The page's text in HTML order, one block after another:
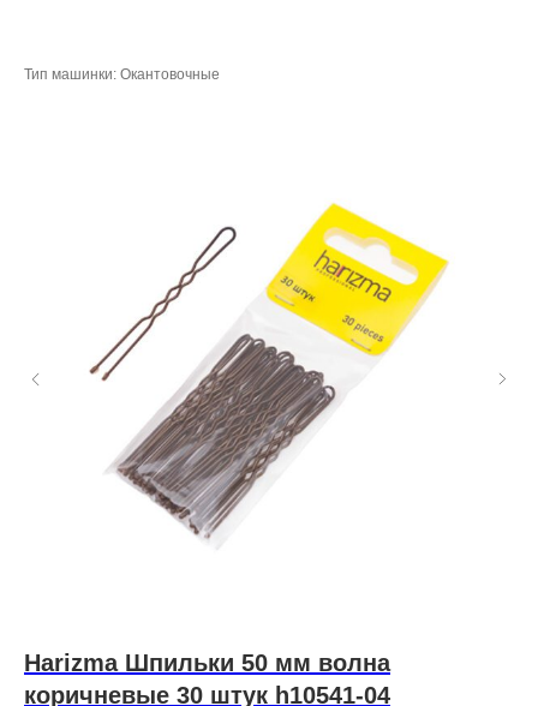
Тип машинки: Окантовочные
Harizma Шпильки 50 мм волна
коричневые 30 штук h10541-04